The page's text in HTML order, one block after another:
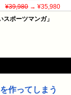
¥39,980→ ¥35,980
ポーツマンガ」
作ってしまう